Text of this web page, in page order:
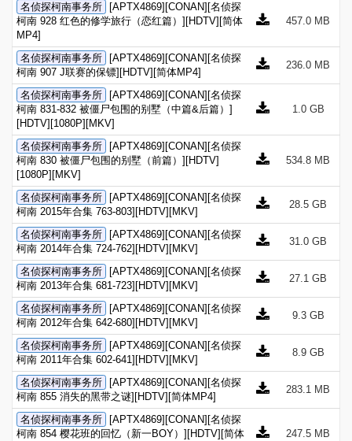
名侦探柯南事务所
[APTX4869][CONAN][名侦探
柯南 928 红色的修学旅行（恋红篇）][HDTV][简体
MP4]
457.0 MB
名侦探柯南事务所
[APTX4869][CONAN][名侦探
柯南 907 J联赛的保镖][HDTV][简体MP4]
236.0 MB
名侦探柯南事务所
[APTX4869][CONAN][名侦探
柯南 831-832 被僵尸包围的别墅（中篇&后篇）]
[HDTV][1080P][MKV]
1.0 GB
名侦探柯南事务所
[APTX4869][CONAN][名侦探
柯南 830 被僵尸包围的别墅（前篇）][HDTV]
[1080P][MKV]
534.8 MB
名侦探柯南事务所
[APTX4869][CONAN][名侦探
柯南 2015年合集 763-803][HDTV][MKV]
28.5 GB
名侦探柯南事务所
[APTX4869][CONAN][名侦探
柯南 2014年合集 724-762][HDTV][MKV]
31.0 GB
名侦探柯南事务所
[APTX4869][CONAN][名侦探
柯南 2013年合集 681-723][HDTV][MKV]
27.1 GB
名侦探柯南事务所
[APTX4869][CONAN][名侦探
柯南 2012年合集 642-680][HDTV][MKV]
9.3 GB
名侦探柯南事务所
[APTX4869][CONAN][名侦探
柯南 2011年合集 602-641][HDTV][MKV]
8.9 GB
名侦探柯南事务所
[APTX4869][CONAN][名侦探
柯南 855 消失的黑带之谜][HDTV][简体MP4]
283.1 MB
名侦探柯南事务所
[APTX4869][CONAN][名侦探
柯南 854 樱花班的回忆（新一BOY）][HDTV][简体
247.5 MB